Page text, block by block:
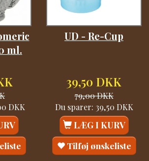
ml.
DKK
UD - Re-Cup
39,50 DKK
79,00 DKK
Du sparer: 39,50 DKK
LÆG I KURV
Tilføj ønskeliste